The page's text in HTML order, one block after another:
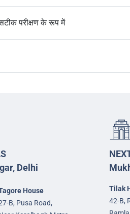
परीक्षण के रूप में
Delhi
House
B, Pusa Road,
Tilak
42-B,